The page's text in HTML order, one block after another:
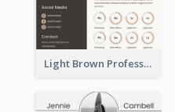
Light Brown Professional Resume